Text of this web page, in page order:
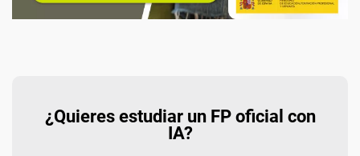
¿Quieres estudiar un FP oficial con
IA?